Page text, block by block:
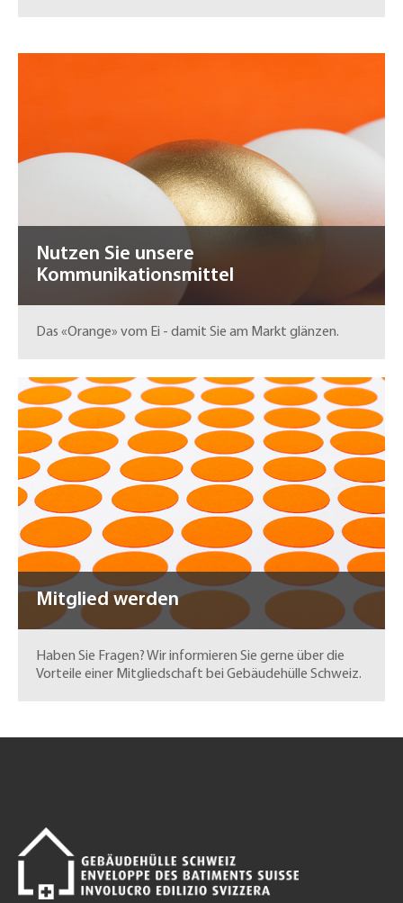
Nutzen Sie unsere
Kommunikationsmittel
Das «Orange» vom Ei - damit Sie am Markt glänzen.
Mitglied werden
Haben Sie Fragen? Wir informieren Sie gerne über die
Vorteile einer Mitgliedschaft bei Gebäudehülle Schweiz.